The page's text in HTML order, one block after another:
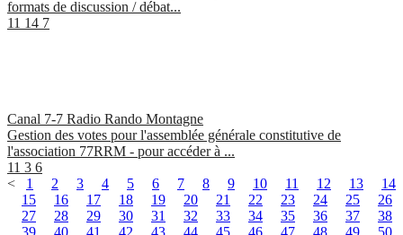
formats de discussion / débat...
11 14 7
Canal 7-7 Radio Rando Montagne
Gestion des votes pour l'assemblée générale constitutive de
l'association 77RRM - pour accéder à ...
11 3 6
<
1 2 3 4 5 6 7 8 9 10 11 12 13
14
15
16 17 18 19 20 21 22 23 24 25
26
27
28 29 30 31 32 33 34 35 36 37
38
39
40 41 42 43 44 45 46 47 48 49 50